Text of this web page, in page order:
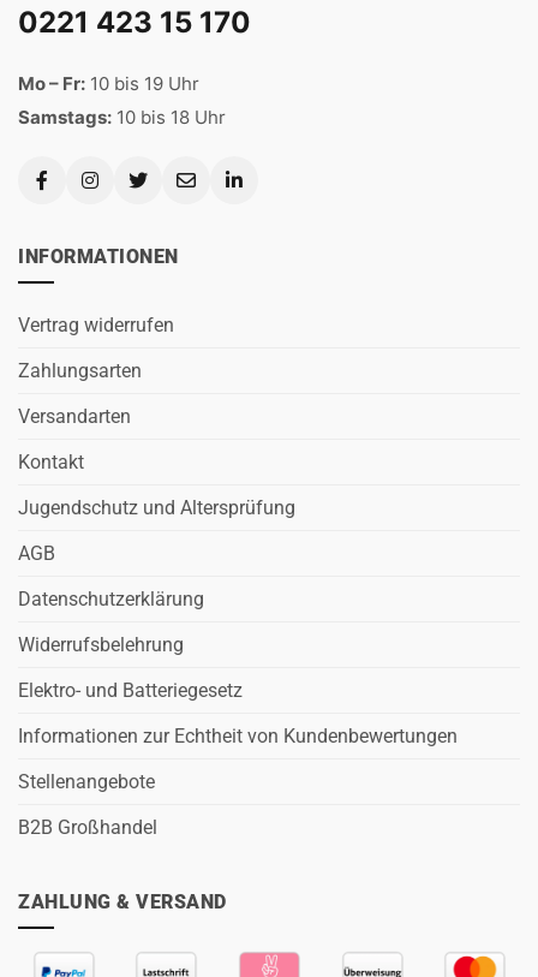
0221 423 15 170
Mo – Fr: 10 bis 19 Uhr
Samstags: 10 bis 18 Uhr
INFORMATIONEN
Vertrag widerrufen
Zahlungsarten
Versandarten
Kontakt
Jugendschutz und Altersprüfung
AGB
Datenschutzerklärung
Widerrufsbelehrung
Elektro- und Batteriegesetz
Informationen zur Echtheit von Kundenbewertungen
Stellenangebote
B2B Großhandel
ZAHLUNG & VERSAND